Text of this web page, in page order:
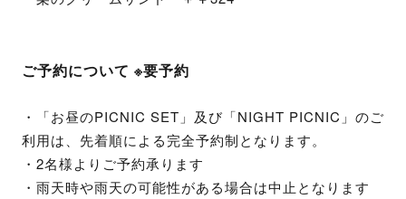
ご予約について ※要予約
・「お昼のPICNIC SET」及び「NIGHT PICNIC」のご
利用は、先着順による完全予約制となります。
・2名様よりご予約承ります
・雨天時や雨天の可能性がある場合は中止となります